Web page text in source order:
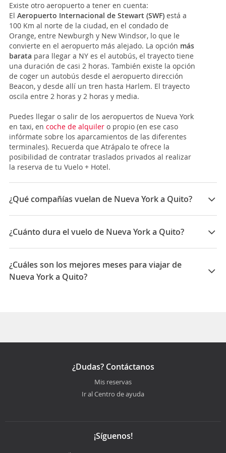
Existe otro aeropuerto a tener en cuenta:
El Aeropuerto Internacional de Stewart (SWF) está a
100 Km al norte de la ciudad, en el condado de
Orange, entre Newburgh y New Windsor, lo que le
convierte en el aeropuerto más alejado. La opción más
barata para llegar a NY es el autobús, el trayecto tiene
una duración de casi 2 horas. También existe la opción
de coger un autobús desde el aeropuerto dirección
Beacon, y desde allí un tren hasta Harlem. El trayecto
oscila entre 2 horas y 2 horas y media.
Puedes llegar o salir de los aeropuertos de Nueva York
en taxi, en coche de alquiler o propio (en ese caso
infórmate sobre los aparcamientos de las diferentes
terminales). Recuerda que Atrápalo te ofrece la
posibilidad de contratar traslados privados al realizar
la reserva de tu Vuelo + Hotel.
¿Qué compañías vuelan de Nueva York a Quito?
Las compañías que vuelan de Nueva York a Quito son:
United Airlines, Copa Airlines, American Airlines
¿Cuánto dura el vuelo de Nueva York a Quito?
La duración media para viajar entre Nueva York y
Quito es 09:10
¿Cuáles son los mejores meses para viajar de
Nueva York a Quito?
¿Dudas? Contáctanos
Mis reservas
Ir al Centro de ayuda
¡Síguenos!